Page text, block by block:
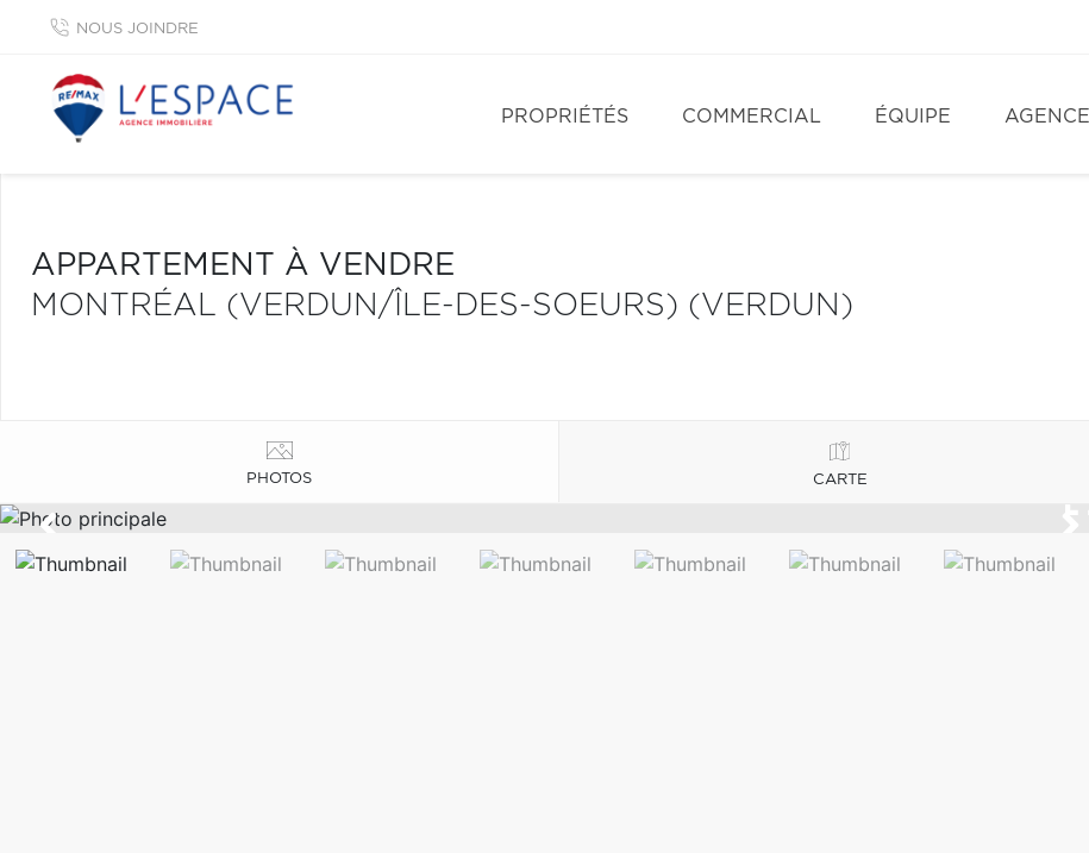
NOUS JOINDRE
PROPRIÉTÉS COMMERCIAL ÉQUIPE AGENCE
APPARTEMENT À VENDRE
MONTRÉAL (VERDUN/ÎLE-DES-SOEURS) (VERDUN)
PHOTOS CARTE